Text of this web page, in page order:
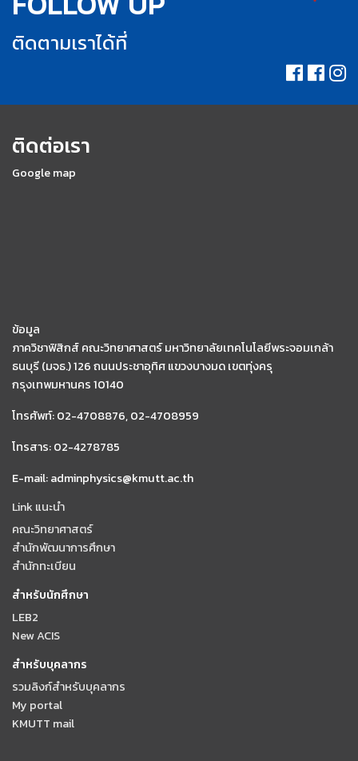
ติดตามเราได้ที่
ติดต่อเรา
Google map
ข้อมูล
ภาควิชาฟิสิกส์ คณะวิทยาศาสตร์ มหาวิทยาลัยเทคโนโลยีพระจอมเกล้า
ธนบุรี (มจธ.) 126 ถนนประชาอุทิศ แขวงบางมด เขตทุ่งครุ
กรุงเทพมหานคร 10140
โทรศัพท์: 02-4708876, 02-4708959
โทรสาร: 02-4278785
E-mail: adminphysics@kmutt.ac.th
Link แนะนำ
คณะวิทยาศาสตร์
สำนักพัฒนาการศึกษา
สำนักทะเบียน
สำหรับนักศึกษา
LEB2
New ACIS
สำหรับบุคลากร
รวมลิงก์สำหรับบุคลากร
My portal
KMUTT mail